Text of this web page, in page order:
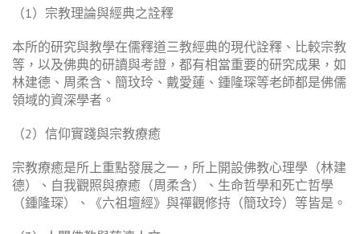
（1）宗教理論與經典之詮釋
本所的研究與教學在儒釋道三教經典的現代詮釋、比較宗教
等，以及佛典的研讀與考證，都有相當重要的研究成果，如
林建德、周柔含、簡玟玲、戴愛蓮、鍾隆琛等老師都是佛儒
領域的資深學者。
（2）信仰實踐與宗教療癒
宗教療癒是所上重點發展之一，所上開設佛教心理學（林建
德）、自我觀照與療癒（周柔含）、生命哲學和死亡哲學
（鍾隆琛）、《六祖壇經》與禪觀修持（簡玟玲）等皆是。